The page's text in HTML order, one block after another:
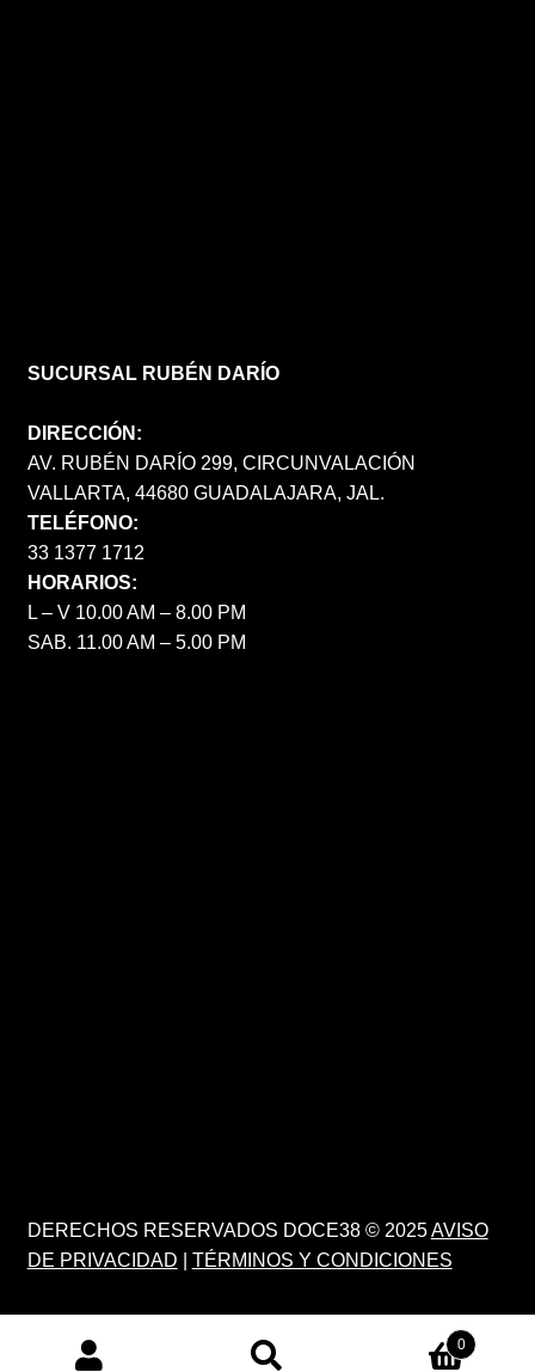
SUCURSAL RUBÉN DARÍO
DIRECCIÓN:
AV. RUBÉN DARÍO 299, CIRCUNVALACIÓN
VALLARTA, 44680 GUADALAJARA, JAL.
TELÉFONO:
33 1377 1712
HORARIOS:
L – V 10.00 AM – 8.00 PM
SAB. 11.00 AM – 5.00 PM
DERECHOS RESERVADOS DOCE38 © 2025AVISO
DE PRIVACIDAD
TÉRMINOS Y CONDICIONES
0